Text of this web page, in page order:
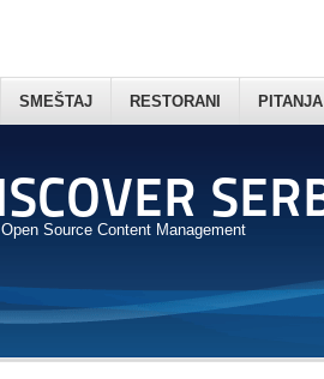
Open Source Content Management
SMEŠTAJ RESTORANI PITANJA